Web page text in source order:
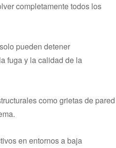
completamente todos los
pueden detener
fuga y la calidad de la
como grietas de pared
en entornos a baja